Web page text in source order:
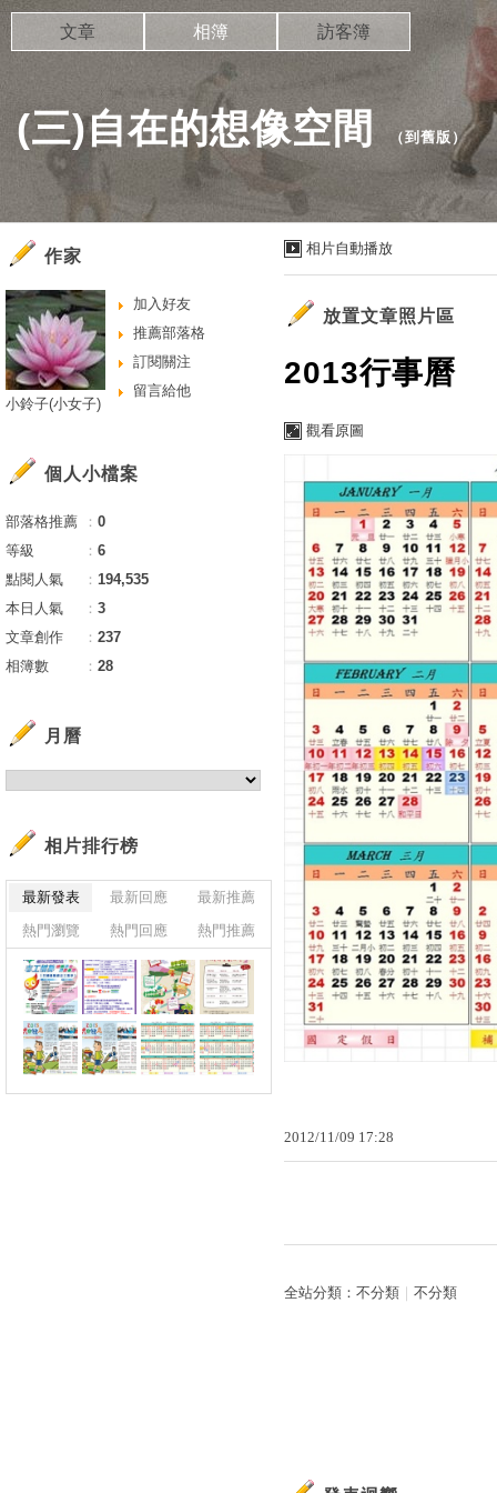
(三)自在的想像空間 （到舊版）
文章 相簿 訪客簿
相片自動播放
放置文章照片區
2013行事曆
觀看原圖
2012/11/09 17:28
全站分類： 不分類 不分類
作家
加入好友
推薦部落格
訂閱關注
留言給他
小鈴子(小女子)
個人小檔案
部落格推薦 ： 0
等級
： 6
點閱人氣
： 194,535
本日人氣
： 3
文章創作
： 237
相簿數
： 28
月曆
相片排行榜
最新發表 最新回應
最新推薦
熱門瀏覽
熱門回應 熱門推薦